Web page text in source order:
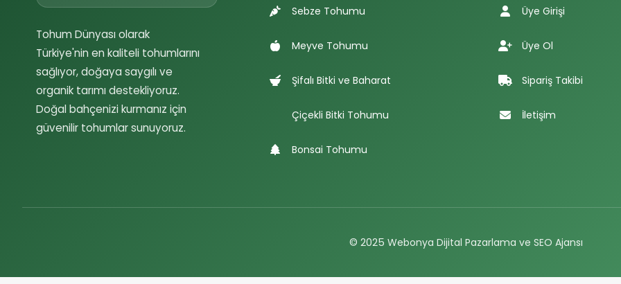
Tohum Dünyası olarak
Türkiye'nin en kaliteli tohumlarını
sağlıyor, doğaya saygılı ve
organik tarımı destekliyoruz.
Doğal bahçenizi kurmanız için
güvenilir tohumlar sunuyoruz.
Sebze Tohumu
Meyve Tohumu
Şifalı Bitki ve Baharat
Çiçekli Bitki Tohumu
Bonsai Tohumu
Üye Girişi
Üye Ol
Sipariş Takibi
İletişim
© 2025 Webonya Dijital Pazarlama ve SEO Ajansı